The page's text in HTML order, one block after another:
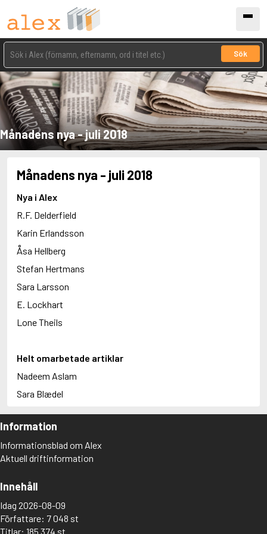
Sök
Månadens nya - juli 2018
Månadens nya - juli 2018
Nya i Alex
R.F. Delderfield
Karin Erlandsson
Åsa Hellberg
Stefan Hertmans
Sara Larsson
E. Lockhart
Lone Theils
Helt omarbetade artiklar
Nadeem Aslam
Sara Blædel
Information
Informationsblad om Alex
Aktuell driftinformation
Innehåll
Idag 2026-08-09
Författare: 7 048 st
Titlar: 185 374 st